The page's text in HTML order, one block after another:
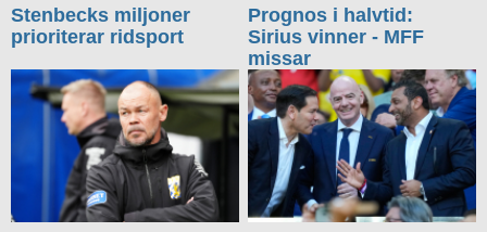
Stenbecks miljoner
prioriterar ridsport
Prognos i halvtid:
Sirius vinner - MFF
missar